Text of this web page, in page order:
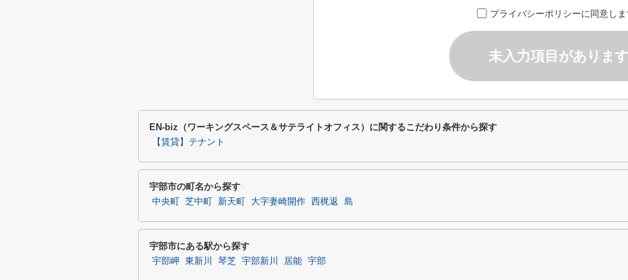
プライバシーポリシーに同意し
未入力項目があります
EN-biz（ワーキングスペース＆サテライトオフィス）に関するこだわり条件から探す
【賃貸】テナント
宇部市の町名から探す
中央町 芝中町 新天町 大字妻崎開作 西梶返 島
宇部市にある駅から探す
宇部岬 東新川 琴芝 宇部新川 居能 宇部